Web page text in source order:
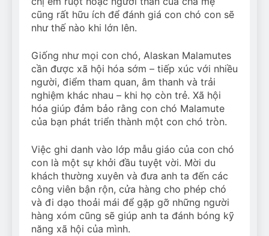
cũng rất hữu ích để đánh giá con chó con sẽ
như thế nào khi lớn lên.
Giống như mọi con chó, Alaskan Malamutes
cần được xã hội hóa sớm – tiếp xúc với nhiều
người, điểm tham quan, âm thanh và trải
nghiệm khác nhau – khi họ còn trẻ. Xã hội
hóa giúp đảm bảo rằng con chó Malamute
của bạn phát triển thành một con chó tròn.
Việc ghi danh vào lớp mẫu giáo của con chó
con là một sự khởi đầu tuyệt vời. Mời du
khách thường xuyên và đưa anh ta đến các
công viên bận rộn, cửa hàng cho phép chó
và đi dạo thoải mái để gặp gỡ những người
hàng xóm cũng sẽ giúp anh ta đánh bóng kỹ
năng xã hội của mình.